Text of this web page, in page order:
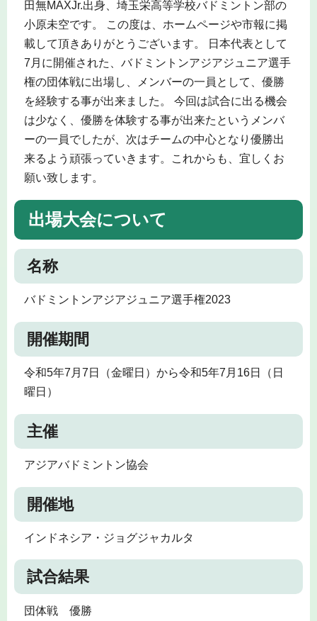
田無MAXJr.出身、埼玉栄高等学校バドミントン部の
小原未空です。 この度は、ホームページや市報に掲
載して頂きありがとうございます。 日本代表として
7月に開催された、バドミントンアジアジュニア選手
権の団体戦に出場し、メンバーの一員として、優勝
を経験する事が出来ました。 今回は試合に出る機会
は少なく、優勝を体験する事が出来たというメンバ
ーの一員でしたが、次はチームの中心となり優勝出
来るよう頑張っていきます。これからも、宜しくお
願い致します。
出場大会について
名称
バドミントンアジアジュニア選手権2023
開催期間
令和5年7月7日（金曜日）から令和5年7月16日（日
曜日）
主催
アジアバドミントン協会
開催地
インドネシア・ジョグジャカルタ
試合結果
団体戦 優勝